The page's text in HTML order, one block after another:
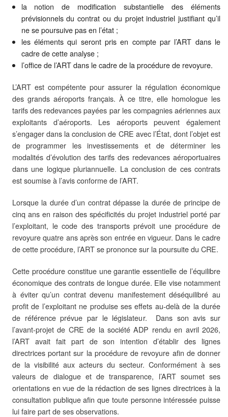
la notion de modification substantielle des éléments
prévisionnels du contrat ou du projet industriel justifiant qu’il
ne se poursuive pas en l’état ;
les éléments qui seront pris en compte par l’ART dans le
cadre de cette analyse ;
l’office de l’ART dans le cadre de la procédure de revoyure.
L’ART est compétente pour assurer la régulation économique
des grands aéroports français. À ce titre, elle homologue les
tarifs des redevances payées par les compagnies aériennes aux
exploitants d’aéroports. Les aéroports peuvent également
s’engager dans la conclusion de CRE avec l’État, dont l’objet est
de programmer les investissements et de déterminer les
modalités d’évolution des tarifs des redevances aéroportuaires
dans une logique pluriannuelle. La conclusion de ces contrats
est soumise à l’avis conforme de l’ART.
Lorsque la durée d’un contrat dépasse la durée de principe de
cinq ans en raison des spécificités du projet industriel porté par
l’exploitant, le code des transports prévoit une procédure de
revoyure quatre ans après son entrée en vigueur. Dans le cadre
de cette procédure, l’ART se prononce sur la poursuite du CRE.
Cette procédure constitue une garantie essentielle de l’équilibre
économique des contrats de longue durée. Elle vise notamment
à éviter qu’un contrat devenu manifestement déséquilibré au
profit de l’exploitant ne produise ses effets au-delà de la durée
de référence prévue par le législateur. Dans son avis sur
l’avant-projet de CRE de la société ADP rendu en avril 2026,
l’ART avait fait part de son intention d’établir des lignes
directrices portant sur la procédure de revoyure afin de donner
de la visibilité aux acteurs du secteur. Conformément à ses
valeurs de dialogue et de transparence, l’ART soumet ses
orientations en vue de la rédaction de ses lignes directrices à la
consultation publique afin que toute personne intéressée puisse
lui faire part de ses observations.